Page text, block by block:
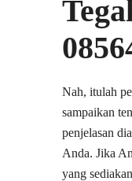
Nah, itulah
sampaikan
penjelasan
Anda. Jika
yang